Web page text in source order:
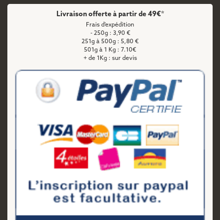
Livraison offerte à partir de 49€*
Frais d'expédition
- 250g : 3,90 €
251g à 500g : 5,80 €
501g à 1 Kg : 7.10€
+ de 1Kg : sur devis